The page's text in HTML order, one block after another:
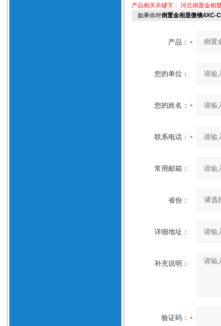
产品相关关键字： 河北倒置金相
如果你对倒置金相显微镜4XC-
产品：
您的单位：
您的姓名：
联系电话：
常用邮箱：
省份：
详细地址：
补充说明：
验证码：